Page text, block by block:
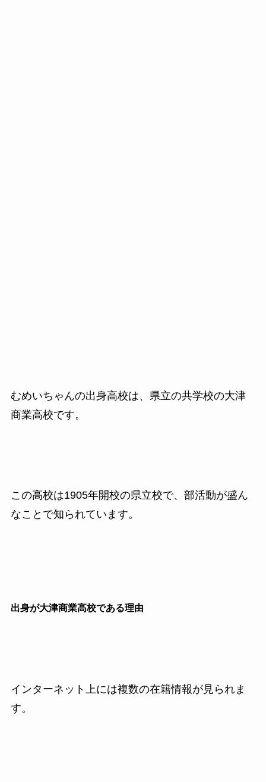
むめいちゃんの出身高校は、県立の共学校の大津
商業高校です。
この高校は1905年開校の県立校で、部活動が盛ん
なことで知られています。
出身が大津商業高校である理由
インターネット上には複数の在籍情報が見られま
す。